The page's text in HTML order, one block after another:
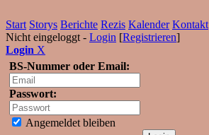
Start Storys Berichte Rezis Kalender Kontakt
Nicht eingeloggt - Login [Registrieren]
Login X
BS-Nummer oder Email:
Passwort:
Angemeldet bleiben